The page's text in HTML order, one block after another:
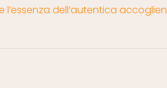
l’essenza dell’autentica